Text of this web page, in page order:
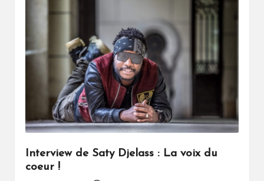
Interview de Saty Djelass : La voix du
coeur !